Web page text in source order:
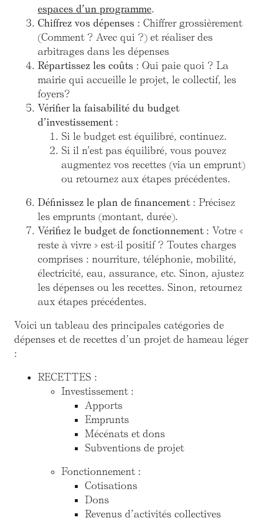
espaces d’un programme.
Chiffrez vos dépenses : Chiffrer grossièrement
(Comment ? Avec qui ?) et réaliser des
arbitrages dans les dépenses
Répartissez les coûts : Qui paie quoi ? La
mairie qui accueille le projet, le collectif, les
foyers?
Vérifier la faisabilité du budget
d’investissement:
Si le budget est équilibré, continuez.
Si il n’est pas équilibré, vous pouvez
augmentez vos recettes (via un emprunt)
ou retournez aux étapes précédentes.
Définissez le plan de financement: Précisez
les emprunts (montant, durée).
Vérifiez le budget de fonctionnement: Votre «
reste à vivre » est-il positif ? Toutes charges
comprises : nourriture, téléphonie, mobilité,
électricité, eau, assurance, etc. Sinon, ajustez
les dépenses ou les recettes. Sinon, retournez
aux étapes précédentes.
Voici un tableau des principales catégories de
dépenses et de recettes d’un projet de hameau léger
:
RECETTES :
Investissement :
Apports
Emprunts
Mécénats et dons
Subventions de projet
Fonctionnement :
Cotisations
Dons
Revenus d’activités collectives